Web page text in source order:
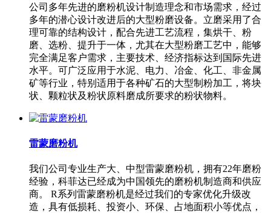
公司多年先进的磨粉机设计制造理念和市场需求，经过
多年的潜心设计改进后的大型粉磨设备。立磨采用了合
理可靠的结构设计，配合先进工艺流程，集烘干、粉
磨、选粉、提升于一体，尤其在大型粉磨工艺中，能够
完全满足客户需求，主要技术、经济指标达到国际先进
水平。可广泛应用于水泥、电力、冶金、化工、非金属
矿等行业，特别适用于各种矿石的大型制粉加工，将块
状、颗粒状及粉状原料磨成所要求的粉状物料。
雷蒙磨粉机
我们公司专业生产大、中型雷蒙磨粉机，拥有22年磨粉
经验，科菲达已经成为中国领先的磨粉机制造商和供应
商。 R系列雷蒙磨粉机是经过我们的专家优化升级改
造，具有低损耗、投资小、环保、占地面积小等优点，